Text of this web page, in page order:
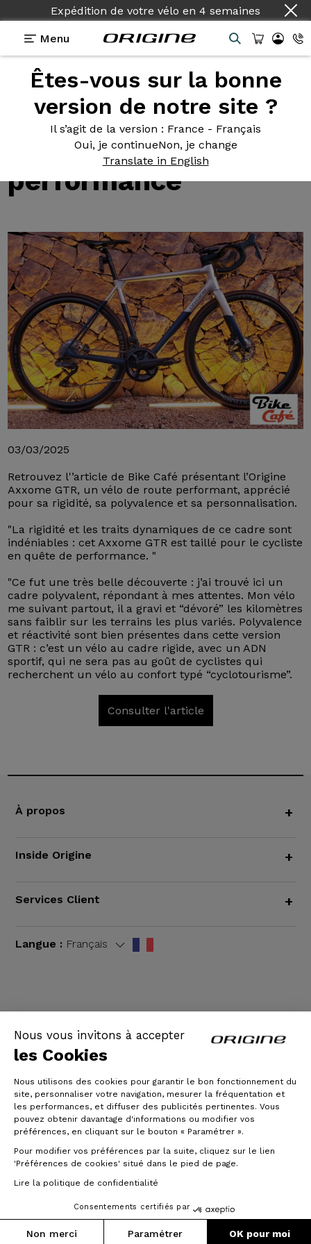
Nous vous invitons à accepter
les Cookies
Nous utilisons des cookies pour garantir le bon fonctionnement du
site, personnaliser votre navigation, mesurer la fréquentation et
les performances, et diffuser des publicités pertinentes. Vous
pouvez obtenir davantage d'informations ou modifier vos
préférences, en cliquant sur le bouton « Paramétrer ».
Pour modifier vos préférences par la suite, cliquez sur le lien
'Préférences de cookies' situé dans le pied de page.
Lire la politique de confidentialité
Consentements certifiés par
Non merci Paramétrer OK pour moi
Expédition de votre vélo en 4 semaines
Menu
Êtes-vous sur la bonne
version de notre site ?
Il s’agit de la version : France - Français
Oui, je continueNon, je change
Translate in English
Tests des vélos Origine>Axxome GTR : un vélo
Axxome GTR: un vélo
français taillé pour la
performance
03/03/2025
Retrouvez l'’article de Bike Café présentant l’Origine
Axxome GTR, un vélo de route performant, apprécié
pour sa rigidité, sa polyvalence et sa personnalisation.
"La rigidité et les traits dynamiques de ce cadre sont
indéniables : cet Axxome GTR est taillé pour le cycliste
en quête de performance. "
"Ce fut une très belle découverte : j’ai trouvé ici un
cadre polyvalent, répondant à mes attentes. Mon vélo
me suivant partout, il a gravi et “dévoré” les kilomètres
sans faiblir sur les terrains les plus variés. Polyvalence
et réactivité sont bien présentes dans cette version
GTR : c’est un vélo au cadre rigide, avec un ADN
sportif, qui ne sera pas au goût de cyclistes qui
recherchent un vélo au confort typé “cyclotourisme”.
Consulter l'article
À propos +
Inside Origine +
Services Client +
Langue : Français
© Origine Cycles